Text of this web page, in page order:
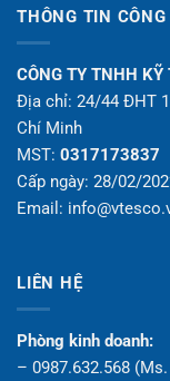
THÔNG TIN CÔNG
CÔNG TY TNHH
Địa chỉ: 24/44 ĐHT
Chí Minh
MST: 0317173837
Cấp ngày: 28/02/
Email:
LIÊN HỆ
Phòng kinh doanh:
– 0987.632.568